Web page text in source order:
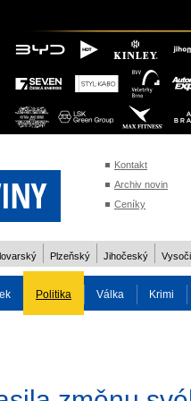
Kontakt
Archiv novin
Ceníky
Plzeňský Jihočeský
Politika Válka Krimi